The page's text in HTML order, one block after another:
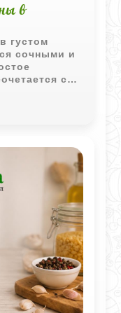
в
густом
сочными и
с
или свежими